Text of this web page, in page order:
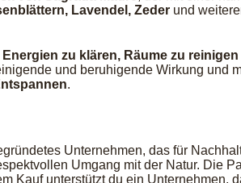
Lavendel, Zeder und
zu klären, Räume zu reinigen
und beruhigende Wirkung und
.
Unternehmen, das für
Umgang mit der Natur. Die
Kauf unterstützt du ein Unternehmen,